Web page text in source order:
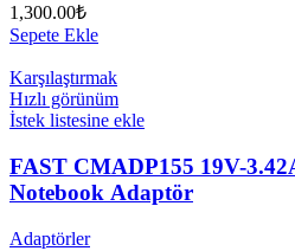
1,300.00₺
Sepete Ekle
Karşılaştırmak
Hızlı görünüm
İstek listesine ekle
FAST CMADP155 19V-
Notebook Adaptör
Adaptörler